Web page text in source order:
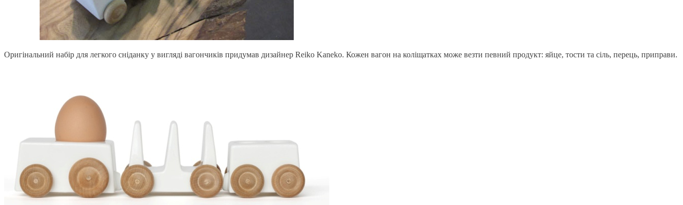
Оригінальний набір для легкого сніданку у вигляді вагончиків придумав дизайнер Reiko Kaneko. Кожен вагон на коліщатках може везти певний продукт: яйце, тости та сіль, перець, приправи.